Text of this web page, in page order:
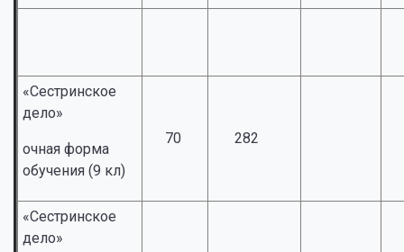
«Сестринское
дело»
очная форма
обучения (9 кл)
70 282
«Сестринское
дело»